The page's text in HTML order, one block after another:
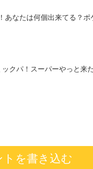
！あなたは何個出来てる
ックパ！スーパーやっと来
トを書き込む